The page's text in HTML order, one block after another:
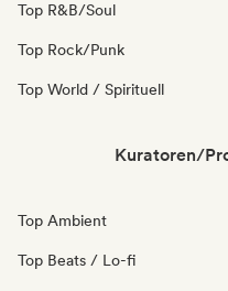
Top R&B/Soul
Top Rock/Punk
Top World / Spirituell
Kuratoren/
Top Ambient
Top Beats / Lo-fi